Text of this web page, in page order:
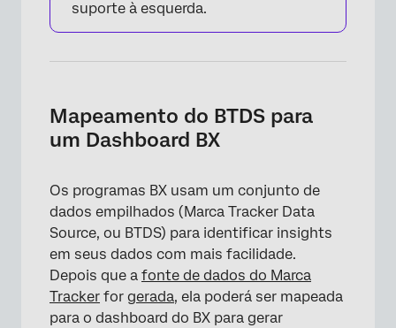
suporte à esquerda.
Mapeamento do BTDS para
um Dashboard BX
Os programas BX usam um conjunto de
dados empilhados (Marca Tracker Data
Source, ou BTDS) para identificar insights
em seus dados com mais facilidade.
Depois que a fonte de dados do Marca
Tracker for gerada, ela poderá ser mapeada
para o dashboard do BX para gerar